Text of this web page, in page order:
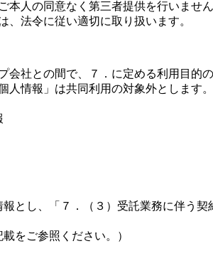
人の同意なく第三者提供を行いません
法令に従い適切に取り扱います。
社との間で、７．に定める利用目的
情報」は共同利用の対象外とします。
し、「７．（３）受託業務に伴う契
をご参照ください。）